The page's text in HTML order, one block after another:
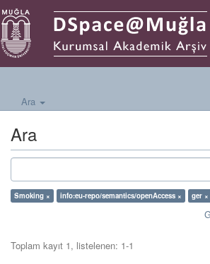
Ara
Ara
Smoking × info:eu-repo/semantics/openAccess × ger ×
Toplam kayıt 1, listelenen: 1-1